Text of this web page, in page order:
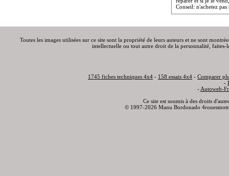
Conseil: n'achetez
Toutes les images utilisées sur ce site sont la propriété de leurs auteurs et ne sont
intellectuelle ou tout autre droit de la personnalité,
1745 fiches techniques 4x4 - 158 essais 4x4 - Comparer
-
- Autoweb-
Ce site est soumis à des droits
© 1997-2026 Manu Bordonado